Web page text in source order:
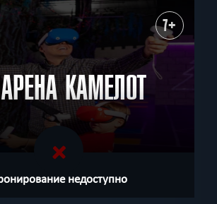
7+
КАМЕЛОТ
недоступно